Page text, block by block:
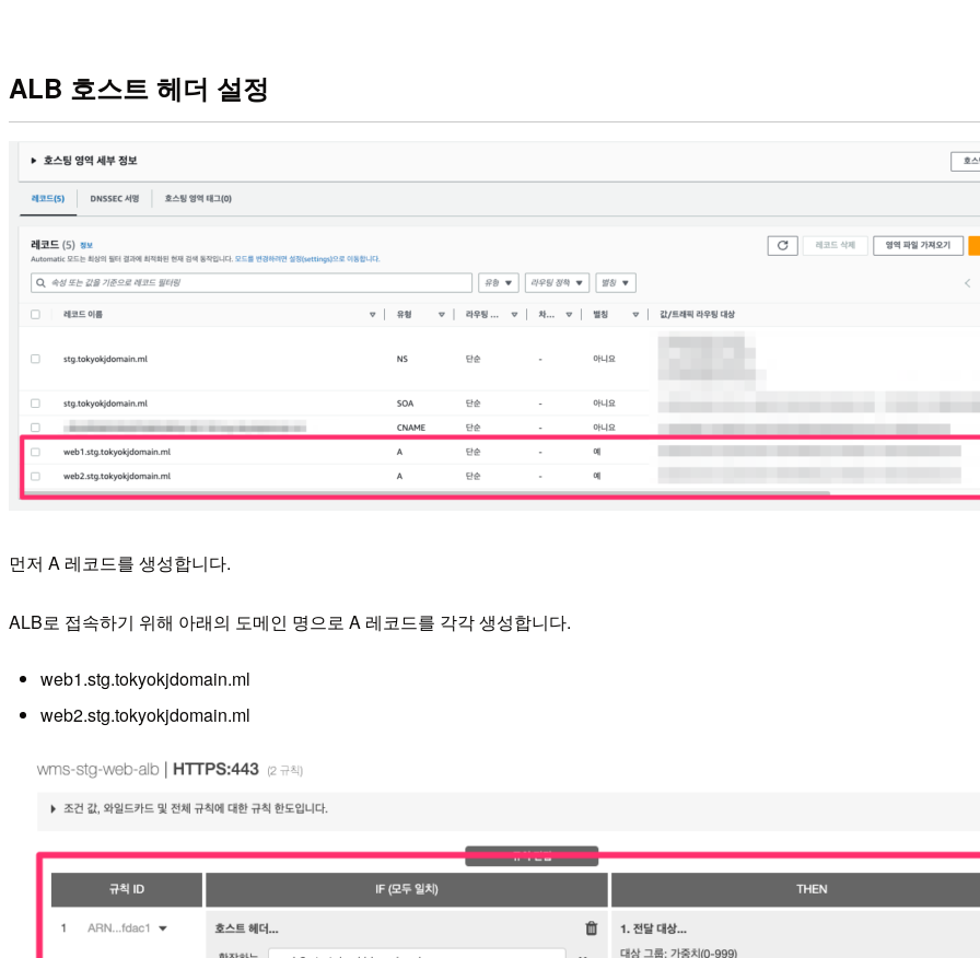
ALB 호스트 헤더 설정
먼저 A 레코드를 생성합니다.
ALB로 접속하기 위해 아래의 도메인 명으로 A 레코드를 각각 생성합니다.
web1.stg.tokyokjdomain.ml
web2.stg.tokyokjdomain.ml